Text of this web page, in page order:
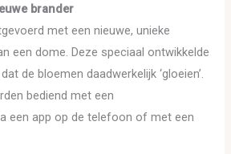
brander
met een nieuwe, unieke
een dome. Deze speciaal ontwikkelde
de bloemen daadwerkelijk ‘gloeien’.
bediend met een
een app op de telefoon of met een